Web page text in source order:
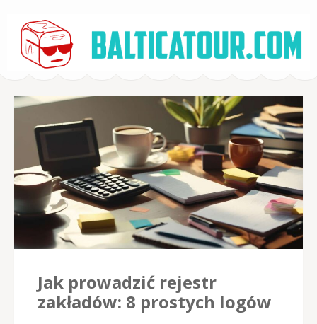
BalticaTour.com –
Online Betting
Jak prowadzić rejestr
zakładów: 8 prostych logów